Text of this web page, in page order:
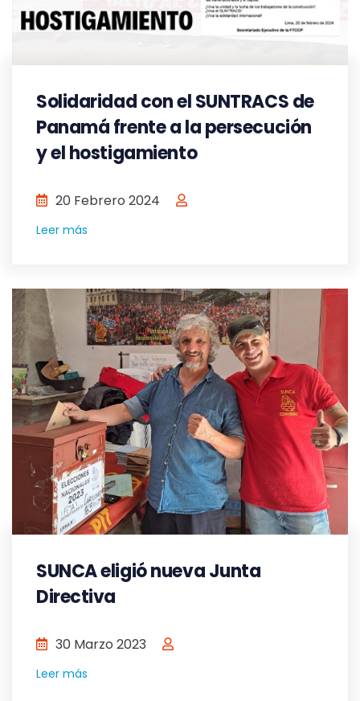
Solidaridad con el SUNTRACS de
Panamá frente a la persecución
y el hostigamiento
20 Febrero 2024
Leer más
SUNCA eligió nueva Junta
Directiva
30 Marzo 2023
Leer más